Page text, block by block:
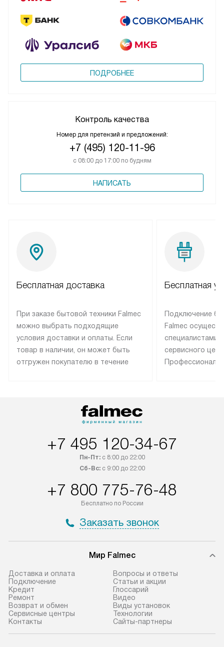
ПОДРОБНЕЕ
Контроль качества
Номер для претензий и предложений:
+7 (495) 120-11-96
с 08:00 до 17:00 по будням
НАПИСАТЬ
Бесплатная доставка
При заказе бытовой техники Falmec
можно выбрать подходящие
условия доставки и оплаты. Если
товар в наличии, он может быть
отгружен покупателю в течение
оплачивается дополнительно.
Возможна доставка товаров по
Бесплатная
Подключение
Falmec
специалистами
сервисного
+7 495 120-34-67
Пн-Пт:с 8:00 до 22:00
Сб-Вс:с 9:00 до 22:00
+7 800 775-76-48
Бесплатно по России
Заказать звонок
Мир Falmec
Доставка и оплата
Подключение
Кредит
Ремонт
Возврат и обмен
Сервисные центры
Контакты
Вопросы и ответы
Статьи и акции
Глоссарий
Видео
Виды установок
Технологии
Сайты-партнеры